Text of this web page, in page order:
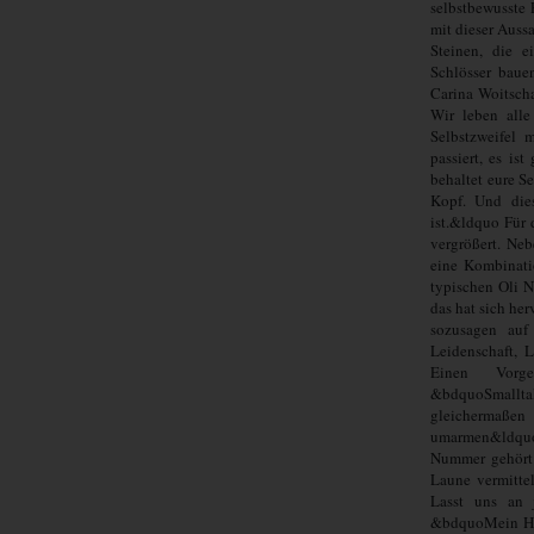
mit dieser
Steinen, die
Schlösser
Carina
Wir leben
Selbstzweifel
passiert, es
behaltet eure
Kopf. Und
ist.&ldquo Für
vergrößert.
eine
typischen Oli
das hat sich
sozusagen
Leidenschaft,
Einen
Nummer
Laune
Lasst uns an
&bdquoMein